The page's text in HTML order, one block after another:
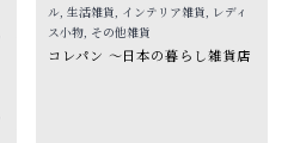
ル, 生活雑貨, インテリア雑貨, レディ
ス小物, その他雑貨
コレパン 〜日本の暮らし雑貨店